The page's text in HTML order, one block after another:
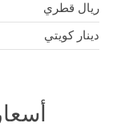
ريال قطري
دينار كويتي